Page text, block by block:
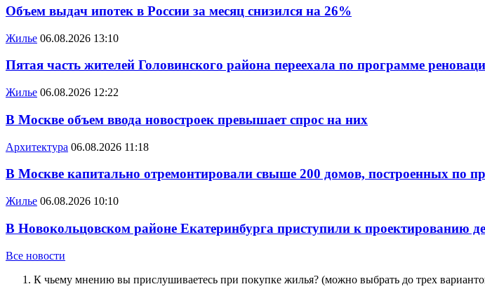
Объем выдач ипотек в России за месяц снизился на 26%
Жилье 06.08.2026 13:10
Пятая часть жителей Головинского района переехала по программе
Жилье 06.08.2026 12:22
В Москве объем ввода новостроек превышает спрос на них
Архитектура 06.08.2026 11:18
В Москве капитально отремонтировали свыше 200 домов, построенных по
Жилье 06.08.2026 10:10
В Новокольцовском районе Екатеринбурга приступили к проектированию
Все новости
К чьему мнению вы прислушиваетесь при покупке жилья? (можно выбрать до трех